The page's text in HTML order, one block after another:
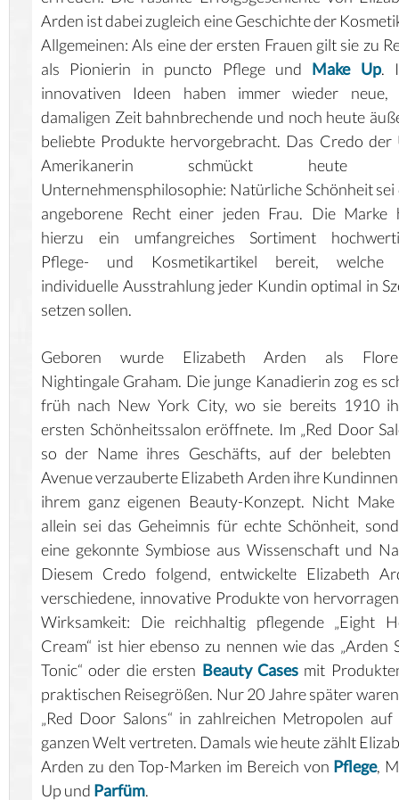
Arden ist dabei zugleich eine Geschichte der
Allgemeinen: Als eine der ersten Frauen gilt sie zu
als Pionierin in puncto Pflege und Make Up.
innovativen Ideen haben immer wieder neue,
damaligen Zeit bahnbrechende und noch heute
beliebte Produkte hervorgebracht. Das Credo der
Amerikanerin schmückt heute
Unternehmensphilosophie: Natürliche Schönheit sei
angeborene Recht einer jeden Frau. Die Marke
hierzu ein umfangreiches Sortiment
Pflege- und Kosmetikartikel bereit, welche
individuelle Ausstrahlung jeder Kundin optimal in
setzen sollen.
Geboren wurde Elizabeth Arden als
Nightingale Graham. Die junge Kanadierin zog es
früh nach New York City, wo sie bereits 1910
ersten Schönheitssalon eröffnete. Im „Red Door
so der Name ihres Geschäfts, auf der belebten
Avenue verzauberte Elizabeth Arden ihre
ihrem ganz eigenen Beauty-Konzept. Nicht
allein sei das Geheimnis für echte Schönheit,
eine gekonnte Symbiose aus Wissenschaft und
Diesem Credo folgend, entwickelte Elizabeth
verschiedene, innovative Produkte von
Wirksamkeit: Die reichhaltig pflegende „Eight
Cream“ ist hier ebenso zu nennen wie das „Arden
Tonic“ oder die ersten Beauty Casesmit
praktischen Reisegrößen. Nur 20 Jahre später
„Red Door Salons“ in zahlreichen Metropolen auf
ganzen Welt vertreten. Damals wie heute zählt
Arden zu den Top-Marken im Bereich von Pflege,
Up und Parfüm.